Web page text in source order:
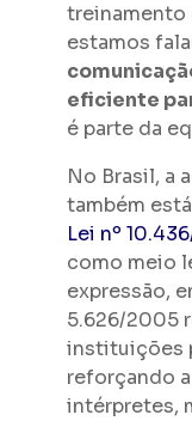
treinamento
estamos
eficiente
é parte da
No Brasil, a
também
Lei nº
como meio
expressão,
5.626/2005
instituições
reforçando
intérpretes,